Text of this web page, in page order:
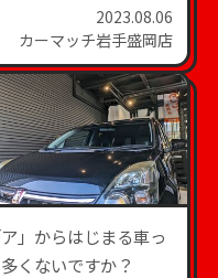
2023.08.06
カーマッチ岩手盛岡店
ア」からはじまる車っ
くないですか？